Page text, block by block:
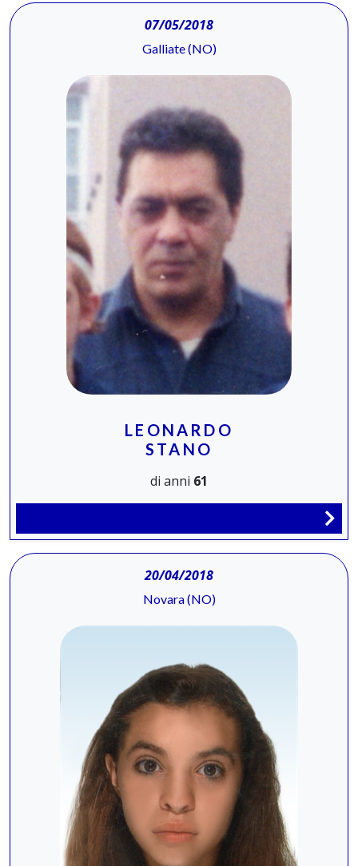
07/05/2018
Galliate (NO)
LEONARDO
STANO
di anni 61
20/04/2018
Novara (NO)